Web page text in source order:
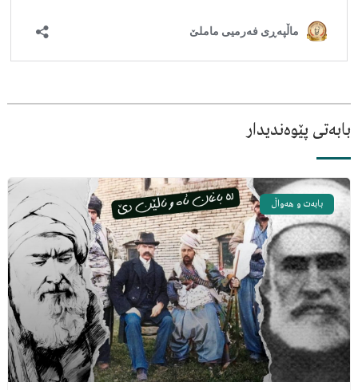
بابەتی پێوەندیدار
بابەت و هەواڵ